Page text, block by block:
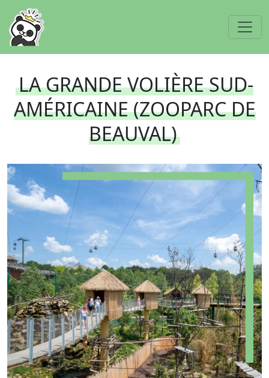
LA GRANDE VOLIÈRE SUD-
AMÉRICAINE (ZOOPARC DE
BEAUVAL)